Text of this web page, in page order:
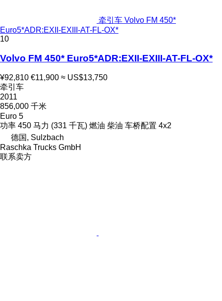
牵引车 Volvo FM 450*
Euro5*ADR:EXII-EXIII-AT-FL-OX*
10
Volvo FM 450* Euro5*ADR:EXII-EXIII-AT-FL-OX*
¥92,810 €11,900 ≈ US$13,750
牵引车
2011
856,000 千米
Euro 5
功率 450 马力 (331 千瓦) 燃油 柴油 车桥配置 4x2
德国, Sulzbach
Raschka Trucks GmbH
联系卖方